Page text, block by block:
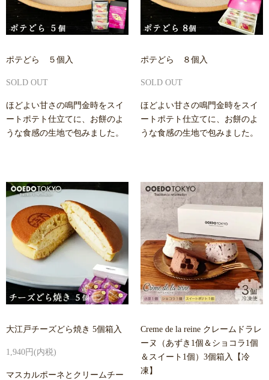
ポテどら ５個入
SOLD OUT
ほどよい甘さの鳴門金時をスイ
ートポテト仕立てに、お餅のよ
うな食感の生地で包みました。
ポテどら ８個入
SOLD OUT
ほどよい甘さの鳴門金時をスイ
ートポテト仕立てに、お餅のよ
うな食感の生地で包みました。
大江戸チーズどら焼き 5個箱入
1,940円(内税)
マスカルポーネとクリームチー
Creme de la reine クレームドラレ
ーヌ（あずき1個＆ショコラ1個
＆スイート1個）3個箱入【冷
凍】